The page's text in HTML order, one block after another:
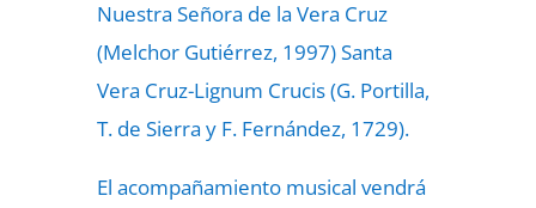
Nuestra Señora de la Vera Cruz
(Melchor Gutiérrez, 1997) Santa
Vera Cruz-Lignum Crucis (G. Portilla,
T. de Sierra y F. Fernández, 1729).
El acompañamiento musical vendrá